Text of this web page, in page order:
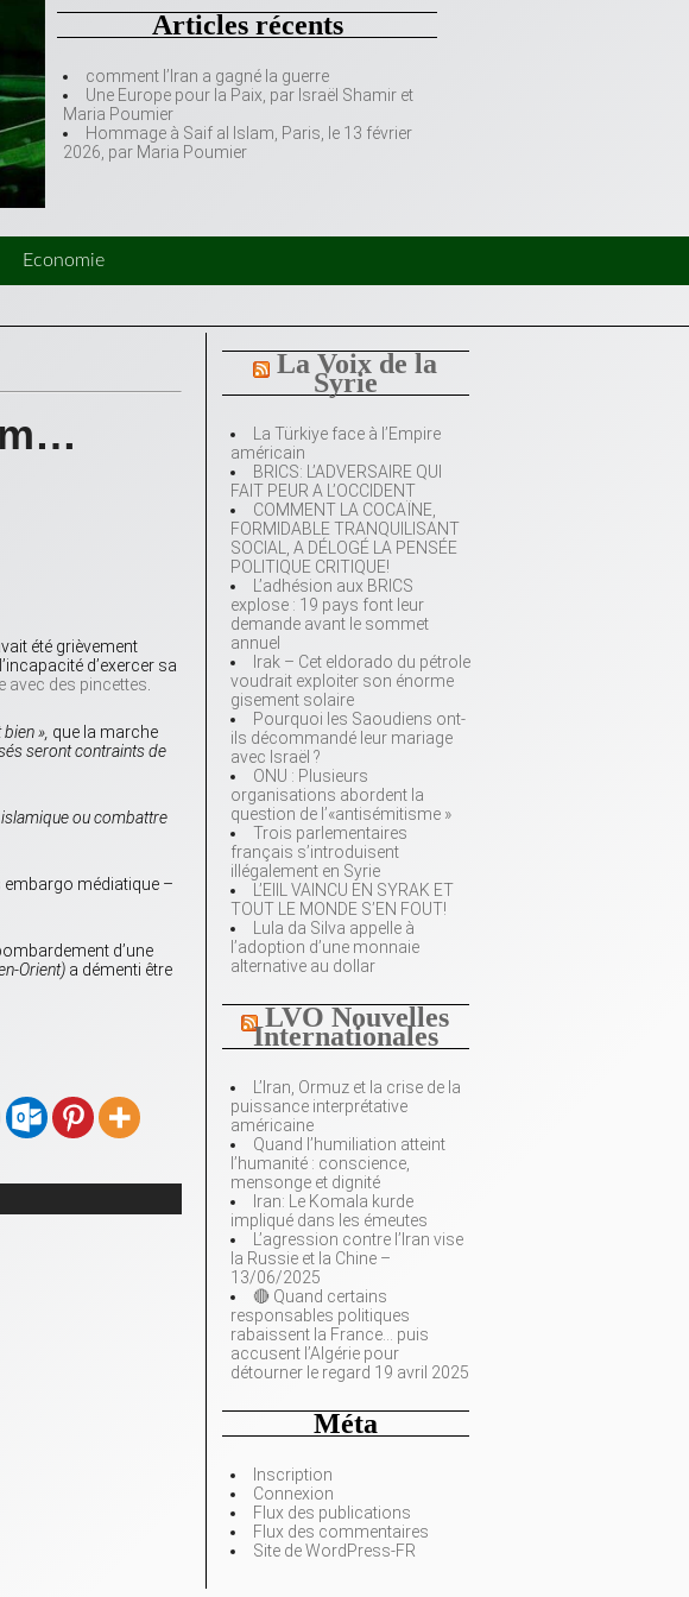
Articles récents
comment l’Iran a gagné la guerre
Une Europe pour la Paix, par Israël Shamir et
Maria Poumier
Hommage à Saif al Islam, Paris, le 13 février
2026, par Maria Poumier
Economie
La Voix de la
Syrie
La Türkiye face à l’Empire
américain
BRICS: L’ADVERSAIRE QUI
FAIT PEUR A L’OCCIDENT
COMMENT LA COCAÏNE,
FORMIDABLE TRANQUILISANT
SOCIAL, A DÉLOGÉ LA PENSÉE
POLITIQUE CRITIQUE!
L’adhésion aux BRICS
explose : 19 pays font leur
demande avant le sommet
annuel
Irak – Cet eldorado du pétrole
voudrait exploiter son énorme
gisement solaire
Pourquoi les Saoudiens ont-
ils décommandé leur mariage
avec Israël ?
ONU : Plusieurs
organisations abordent la
question de l’«antisémitisme »
Trois parlementaires
français s’introduisent
illégalement en Syrie
L’EIIL VAINCU EN SYRAK ET
TOUT LE MONDE S’EN FOUT!
Lula da Silva appelle à
l’adoption d’une monnaie
alternative au dollar
LVO Nouvelles
Internationales
L’Iran, Ormuz et la crise de la
puissance interprétative
américaine
Quand l’humiliation atteint
l’humanité : conscience,
mensonge et dignité
Iran: Le Komala kurde
impliqué dans les émeutes
L’agression contre l’Iran vise
la Russie et la Chine –
13/06/2025
🔴 Quand certains
responsables politiques
rabaissent la France… puis
accusent l’Algérie pour
détourner le regard 19 avril 2025
Méta
Inscription
Connexion
Flux des publications
Flux des commentaires
Site de WordPress-FR
été grièvement
d’exercer sa
avec des pincettes.
», que la marche
seront contraints de
islamique ou combattre
médiatique –
d’une
Orient) a démenti être